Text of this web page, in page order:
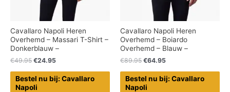
Cavallaro Napoli Heren
Overhemd – Massari T-Shirt –
Donkerblauw –
€49.95 €24.95
Bestel nu bij: Cavallaro
Napoli
Cavallaro Napoli Heren
Overhemd – Boiardo
Overhemd – Blauw –
€89.95 €64.95
Bestel nu bij: Cavallaro
Napoli